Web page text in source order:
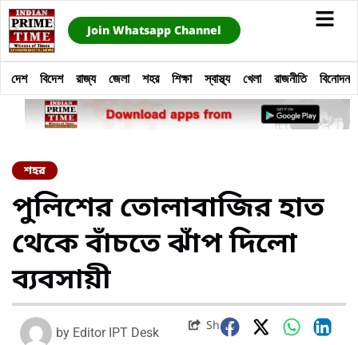
Join Whatsapp Channel
দেশ বিদেশ রাজ্য জেলা শহর শিক্ষা স্বাস্থ্য খেলা রাজনীতি বিনোদন
শহর
পুলিশের তোলাবাজির হাত
থেকে বাঁচতে ঝাঁপ দিলো
ব্যবসায়ী
by Editor IPT Desk
Share